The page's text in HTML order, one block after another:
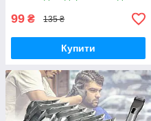
99 ₴ 135 ₴
Купити